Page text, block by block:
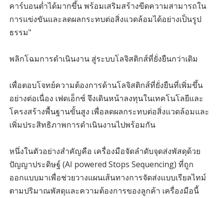
คาร์บอนต่ำได้มากขึ้น พร้อมเสริมสร้างขีดความสามารถใน
การแข่งขันและลดผลกระทบต่อสิ่งแวดล้อมได้อย่างเป็นรูป
ธรรม"
พลิกโฉมการดำเนินงาน สู่ระบบโลจิสติกส์ที่ยั่งยืนกว่าเดิม
เพื่อตอบโจทย์ความต้องการด้านโลจิสติกส์ที่ยั่งยืนที่เพิ่มขึ้น
อย่างต่อเนื่อง เฟดเอ็กซ์ จึงเดินหน้าลงทุนในเทคโนโลยีและ
โครงสร้างพื้นฐานขั้นสูง เพื่อลดผลกระทบต่อสิ่งแวดล้อมและ
เพิ่มประสิทธิภาพการดำเนินงานไปพร้อมกัน
หนึ่งในตัวอย่างสำคัญคือ เครื่องมือจัดลำดับจุดส่งพัสดุด้วย
ปัญญาประดิษฐ์ (AI powered Stops Sequencing) ที่ถูก
ออกแบบมาเพื่อช่วยวางแผนเส้นทางการจัดส่งแบบเรียลไทม์
ตามปริมาณพัสดุและความต้องการของลูกค้า เครื่องมือนี้